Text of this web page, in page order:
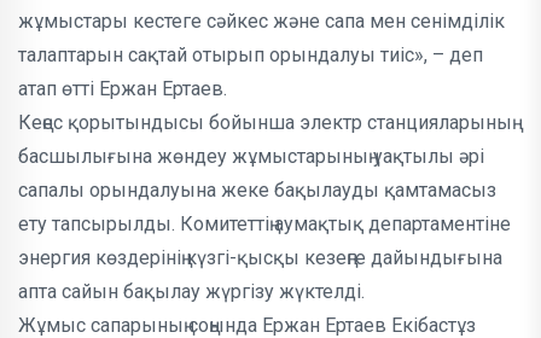
жұмыстары кестеге сәйкес және сапа мен сенімділік
талаптарын сақтай отырып орындалуы тиіс», – деп
атап өтті Ержан Ертаев.
Кеңес қорытындысы бойынша электр станцияларының
басшылығына жөндеу жұмыстарының уақтылы әрі
сапалы орындалуына жеке бақылауды қамтамасыз
ету тапсырылды. Комитеттің аумақтық департаментіне
энергия көздерінің күзгі-қысқы кезеңге дайындығына
апта сайын бақылау жүргізу жүктелді.
Жұмыс сапарының соңында Ержан Ертаев Екібастұз